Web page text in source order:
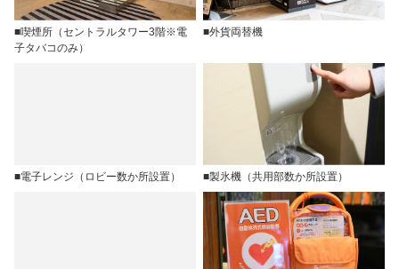
■喫煙所（セントラルタワー3階※電
子タバコのみ）
■外貨両替機
■電子レンジ（ロビー数か所設置） ■製氷機（共用部数か所設置）